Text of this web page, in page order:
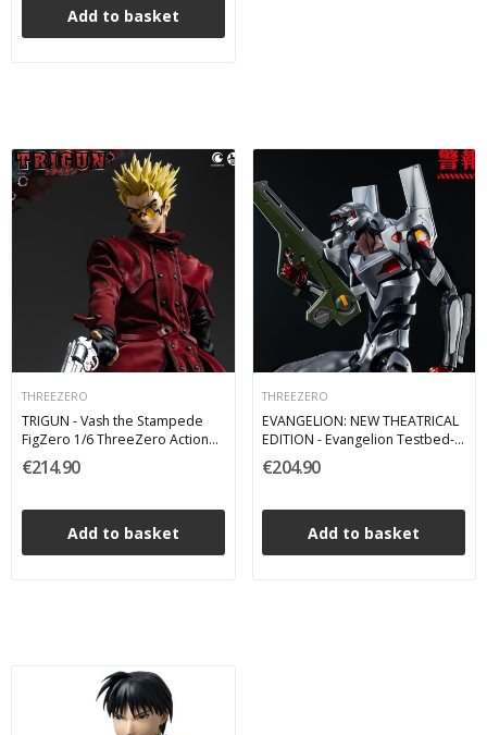
Add to basket
THREEZERO
TRIGUN - Vash the Stampede
FigZero 1/6 ThreeZero Action
Figure 31 cm
€214.90
Add to basket
THREEZERO
EVANGELION: NEW THEATRICAL
EDITION - Evangelion Testbed-
04 Robo-Dou Action Figure 25
cm ThreeZero
€204.90
Add to basket